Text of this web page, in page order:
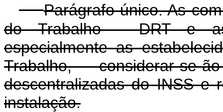
Parágrafo único. As
do Trabalho - DRT e
especialmente as
Trabalho, considerar-
descentralizadas do INSS e
instalação.